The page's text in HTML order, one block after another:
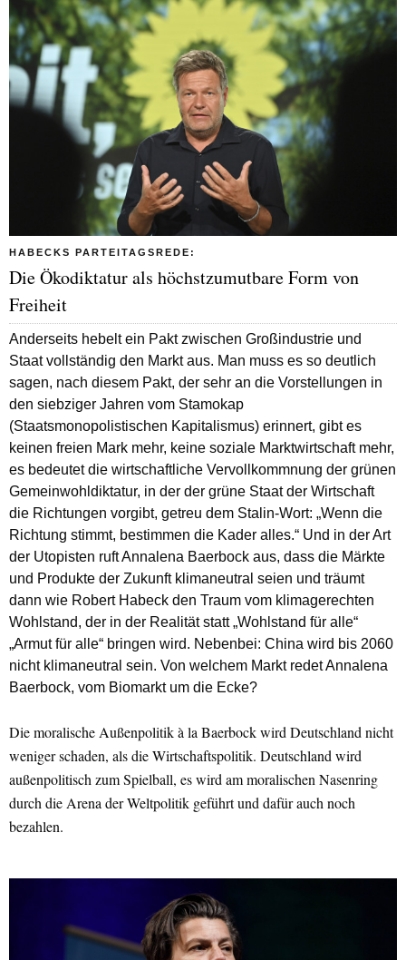
HABECKS PARTEITAGSREDE:
Die Ökodiktatur als höchstzumutbare Form von
Freiheit
Anderseits hebelt ein Pakt zwischen Großindustrie und
Staat vollständig den Markt aus. Man muss es so deutlich
sagen, nach diesem Pakt, der sehr an die Vorstellungen in
den siebziger Jahren vom Stamokap
(Staatsmonopolistischen Kapitalismus) erinnert, gibt es
keinen freien Mark mehr, keine soziale Marktwirtschaft mehr,
es bedeutet die wirtschaftliche Vervollkommnung der grünen
Gemeinwohldiktatur, in der der grüne Staat der Wirtschaft
die Richtungen vorgibt, getreu dem Stalin-Wort: „Wenn die
Richtung stimmt, bestimmen die Kader alles.“ Und in der Art
der Utopisten ruft Annalena Baerbock aus, dass die Märkte
und Produkte der Zukunft klimaneutral seien und träumt
dann wie Robert Habeck den Traum vom klimagerechten
Wohlstand, der in der Realität statt „Wohlstand für alle“
„Armut für alle“ bringen wird. Nebenbei: China wird bis 2060
nicht klimaneutral sein. Von welchem Markt redet Annalena
Baerbock, vom Biomarkt um die Ecke?
Die moralische Außenpolitik à la Baerbock wird Deutschland nicht
weniger schaden, als die Wirtschaftspolitik. Deutschland wird
außenpolitisch zum Spielball, es wird am moralischen Nasenring
durch die Arena der Weltpolitik geführt und dafür auch noch
bezahlen.